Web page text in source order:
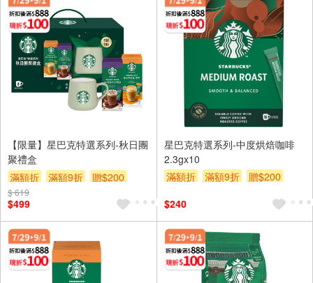
【限量】星巴克特選系列-秋日團
聚禮盒
滿額折
滿額9折 贈$200
$ 619
$499
星巴克特選系列-中度烘焙咖啡
2.3gx10
滿額折
滿額9折
贈$200
$240